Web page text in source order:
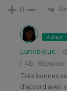
0
Auteur
Lunebleue
Répondre
Très bonnes
d’accord avec